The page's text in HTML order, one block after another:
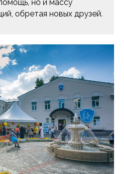
но и массу
обретая новых друзей.